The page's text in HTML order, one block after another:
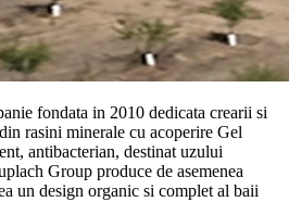
fondata in 2010 dedicata crearii si
rasini minerale cu acoperire Gel
antibacterian, destinat uzului
Group produce de asemenea
un design organic si complet al baii